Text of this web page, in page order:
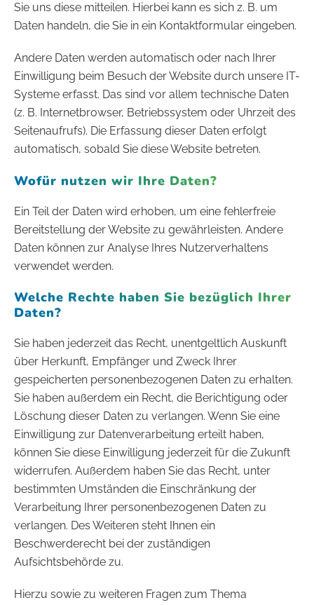
Sie uns diese mitteilen. Hierbei kann es sich z. B. um
Daten handeln, die Sie in ein Kontaktformular eingeben.
Andere Daten werden automatisch oder nach Ihrer
Einwilligung beim Besuch der Website durch unsere IT-
Systeme erfasst. Das sind vor allem technische Daten
(z. B. Internetbrowser, Betriebssystem oder Uhrzeit des
Seitenaufrufs). Die Erfassung dieser Daten erfolgt
automatisch, sobald Sie diese Website betreten.
Wofür nutzen wir Ihre Daten?
Ein Teil der Daten wird erhoben, um eine fehlerfreie
Bereitstellung der Website zu gewährleisten. Andere
Daten können zur Analyse Ihres Nutzerverhaltens
verwendet werden.
Welche Rechte haben Sie bezüglich Ihrer
Daten?
Sie haben jederzeit das Recht, unentgeltlich Auskunft
über Herkunft, Empfänger und Zweck Ihrer
gespeicherten personenbezogenen Daten zu erhalten.
Sie haben außerdem ein Recht, die Berichtigung oder
Löschung dieser Daten zu verlangen. Wenn Sie eine
Einwilligung zur Datenverarbeitung erteilt haben,
können Sie diese Einwilligung jederzeit für die Zukunft
widerrufen. Außerdem haben Sie das Recht, unter
bestimmten Umständen die Einschränkung der
Verarbeitung Ihrer personenbezogenen Daten zu
verlangen. Des Weiteren steht Ihnen ein
Beschwerderecht bei der zuständigen
Aufsichtsbehörde zu.
Hierzu sowie zu weiteren Fragen zum Thema